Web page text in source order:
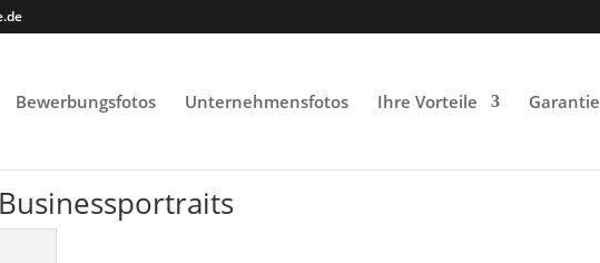
Bewerbungsfotos Unternehmensfotos Ihre Vorteile Garantie